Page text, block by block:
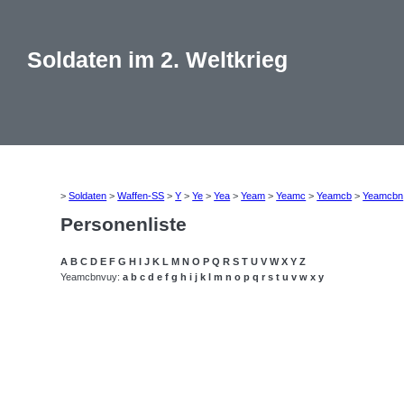
Soldaten im 2. Weltkrieg
>Soldaten >Waffen-SS >Y >Ye >Yea >Yeam >Yeamc >Yeamcb >Yeamcbn
Personenliste
A B C D E F G H I J K L M N O P Q R S T U V W X Y Z
Yeamcbnvuy:a b c d e f g h i j k l m n o p q r s t u v w x y